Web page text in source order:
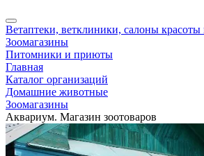
Ветаптеки, ветклиники, салоны
Зоомагазины
Питомники и приюты
Главная
Каталог организаций
Домашние животные
Зоомагазины
Аквариум. Магазин зоотоваров